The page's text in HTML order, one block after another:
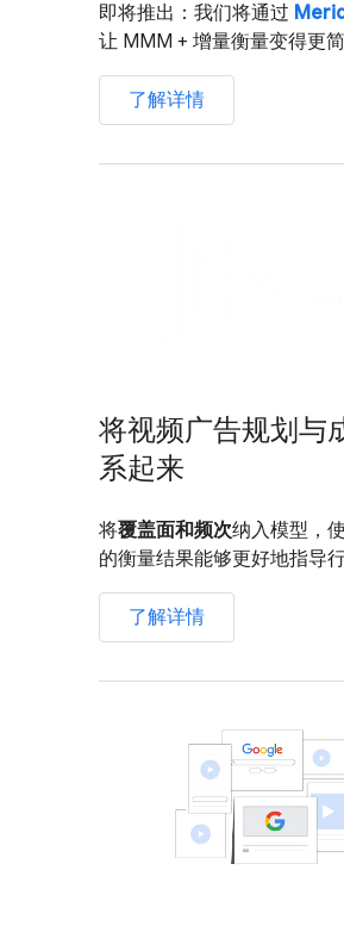
即将推出：我们将通过
让 MMM + 增量衡量变得更简
了解详情
将视频广告规划与
系起来
将覆盖面和频次纳入模型，
的衡量结果能够更好地指导行
了解详情